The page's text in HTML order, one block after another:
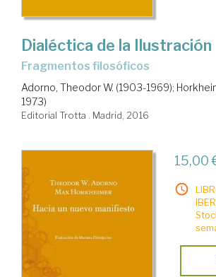
Dialéctica de la Ilustración
fragmentos filosóficos
Adorno, Theodor W. (1903-1969);
1973)
Editorial Trotta . Madrid, 2016
15,00